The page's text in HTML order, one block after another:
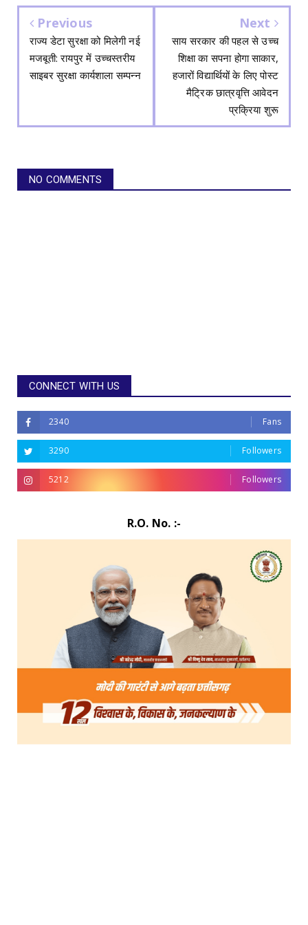
Previous
राज्य डेटा सुरक्षा को मिलेगी नई
मजबूती: रायपुर में उच्चस्तरीय
साइबर सुरक्षा कार्यशाला सम्पन्न
Next
साय सरकार की पहल से उच्च
शिक्षा का सपना होगा साकार,
हजारों विद्यार्थियों के लिए पोस्ट
मैट्रिक छात्रवृत्ति आवेदन
प्रक्रिया शुरू
NO COMMENTS
CONNECT WITH US
2340 Fans
3290 Followers
5212 Followers
R.O. No. :-